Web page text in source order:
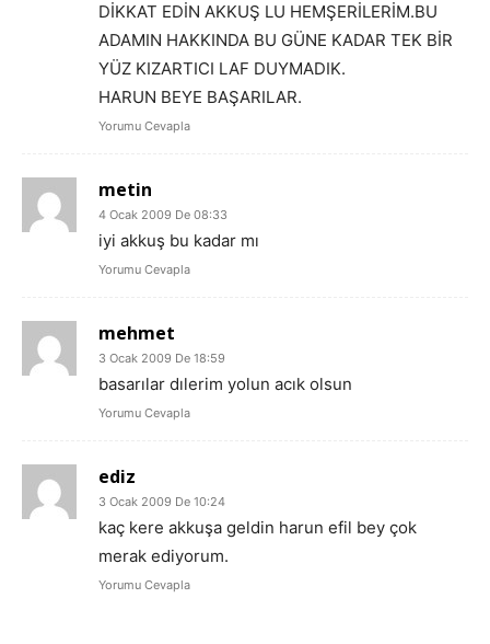
DİKKAT EDİN AKKUŞ LU HEMŞERİLERİM.BU
ADAMIN HAKKINDA BU GÜNE KADAR TEK BİR
YÜZ KIZARTICI LAF DUYMADIK.
HARUN BEYE BAŞARILAR.
Yorumu Cevapla
metin
4 Ocak 2009 De 08:33
iyi akkuş bu kadar mı
Yorumu Cevapla
mehmet
3 Ocak 2009 De 18:59
basarılar dılerim yolun acık olsun
Yorumu Cevapla
ediz
3 Ocak 2009 De 10:24
kaç kere akkuşa geldin harun efil bey çok
merak ediyorum.
Yorumu Cevapla